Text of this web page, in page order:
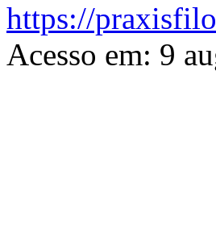
https://
Acesso em: 9